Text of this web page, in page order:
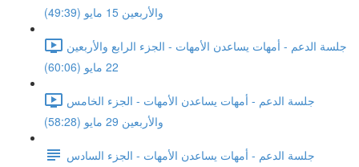
والأربعين 15 مايو (49:39)
جلسة الدعم - أمهات يساعدن الأمهات - الجزء الرابع والأربعين
22 مايو (60:06)
جلسة الدعم - أمهات يساعدن الأمهات - الجزء الخامس
والأربعين 29 مايو (58:28)
جلسة الدعم - أمهات يساعدن الأمهات - الجزء السادس